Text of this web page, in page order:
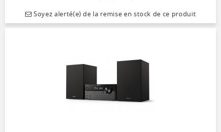
Soyez alerté(e) de la remise en stock de ce produit